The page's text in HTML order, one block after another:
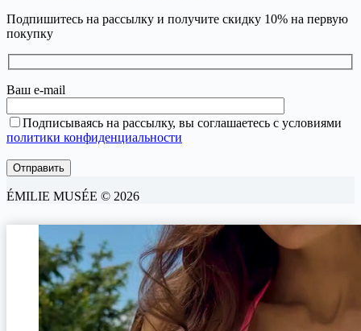
Подпишитесь на рассылку и получите скидку 10% на первую
покупку
Ваш e-mail
Подписываясь на рассылку, вы соглашаетесь с условиями
политики конфиденциальности
ÉMILIE MUSÉE © 2026